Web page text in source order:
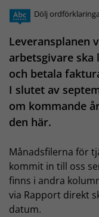
Dölj
Leveransplanen
arbetsgivare
och betala
I slutet av
om kommande
den här.
Månadsfilerna för
kommit in till oss
finns i andra
via Rapport direkt
datum.